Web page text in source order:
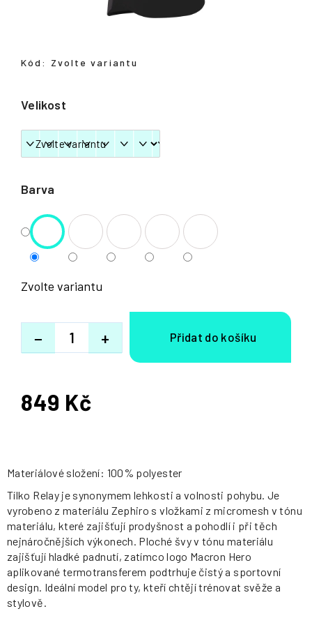
Barva
Velikost
Zvolte variantu
+
−
Kód: Zvolte variantu
849 Kč
Měrná
Materiálové složení: 100% polyester
Tílko Relay je synonymem lehkosti a volnosti pohybu. Je
vyrobeno z materiálu Zephiro s vložkami z micromesh v tónu
materiálu, které zajišťují prodyšnost a pohodlí i při těch
nejnáročnějších výkonech. Ploché švy v tónu materiálu
zajišťují hladké padnutí, zatímco logo Macron Hero
aplikované termotransferem podtrhuje čistý a sportovní
design. Ideální model pro ty, kteří chtějí trénovat svěže a
stylově.